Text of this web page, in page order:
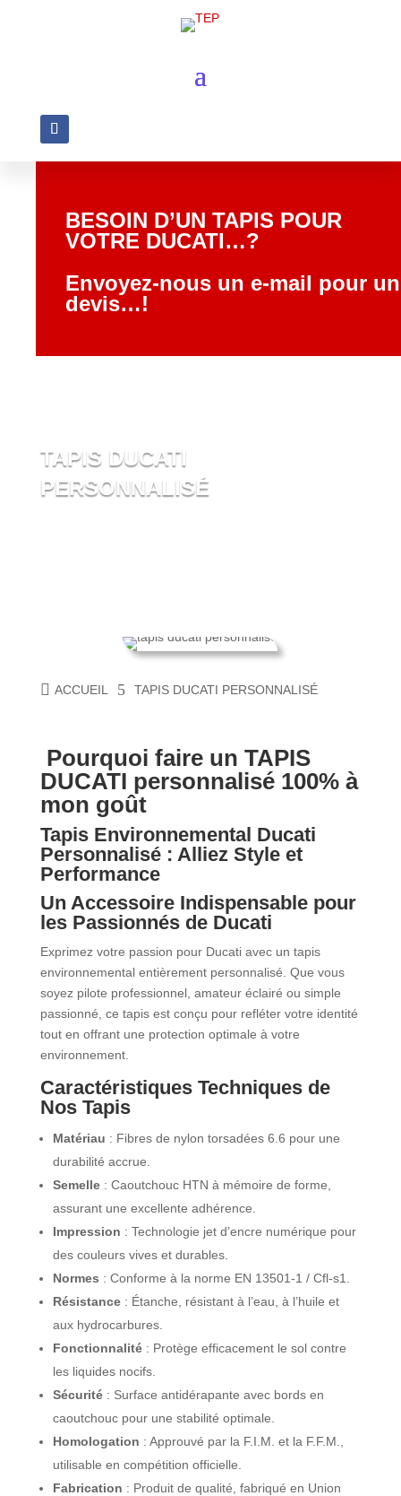
BESOIN D’UN TAPIS POUR
VOTRE DUCATI…?
Envoyez-nous un e-mail pour un
devis…!
TAPIS DUCATI
PERSONNALISÉ
ACCUEIL TAPIS DUCATI PERSONNALISÉ
Pourquoi faire un TAPIS
DUCATI personnalisé 100% à
mon goût
Tapis Environnemental Ducati
Personnalisé : Alliez Style et
Performance
Un Accessoire Indispensable pour
les Passionnés de Ducati
Exprimez votre passion pour Ducati avec un tapis
environnemental entièrement personnalisé. Que vous
soyez pilote professionnel, amateur éclairé ou simple
passionné, ce tapis est conçu pour refléter votre identité
tout en offrant une protection optimale à votre
environnement.
Caractéristiques Techniques de
Nos Tapis
Matériau : Fibres de nylon torsadées 6.6 pour une
durabilité accrue.​
Semelle: Caoutchouc HTN à mémoire de forme,
assurant une excellente adhérence.​
Impression : Technologie jet d’encre numérique pour
des couleurs vives et durables.
Normes : Conforme à la norme EN 13501-1 / Cfl-s1.
Résistance: Étanche, résistant à l’eau, à l’huile et
aux hydrocarbures.
Fonctionnalité: Protège efficacement le sol contre
les liquides nocifs.
Sécurité: Surface antidérapante avec bords en
caoutchouc pour une stabilité optimale.​
Homologation : Approuvé par la F.I.M. et la F.F.M.,
utilisable en compétition officielle.​
Fabrication : Produit de qualité, fabriqué en Union